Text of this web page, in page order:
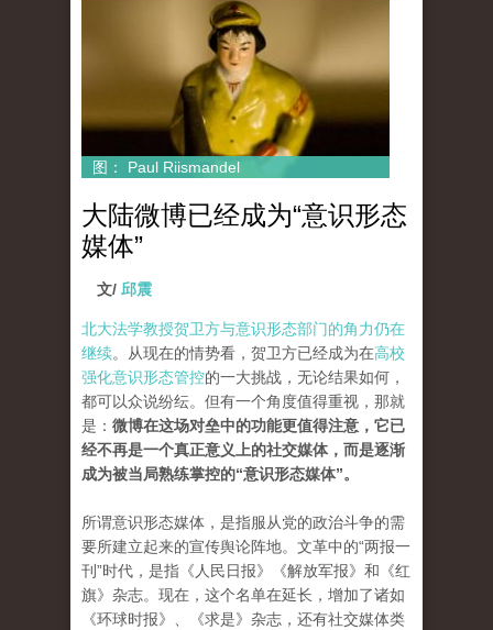
pp-teaser-100215.jpg
图： Paul Riismandel
大陆微博已经成为“意识形态
媒体”
文/ 邱震
北大法学教授贺卫方与意识形态部门的角力仍在
继续。从现在的情势看，贺卫方已经成为在高校
强化意识形态管控的一大挑战，无论结果如何，
都可以众说纷纭。但有一个角度值得重视，那就
是： 微博在这场对垒中的功能更值得注意，它已
经不再是一个真正意义上的社交媒体，而是逐渐
成为被当局熟练掌控的“意识形态媒体”。
所谓意识形态媒体，是指服从党的政治斗争的需
要所建立起来的宣传舆论阵地。文革中的“两报一
刊”时代，是指《人民日报》《解放军报》和《红
旗》杂志。现在，这个名单在延长，增加了诸如
《环球时报》、《求是》杂志，还有社交媒体类